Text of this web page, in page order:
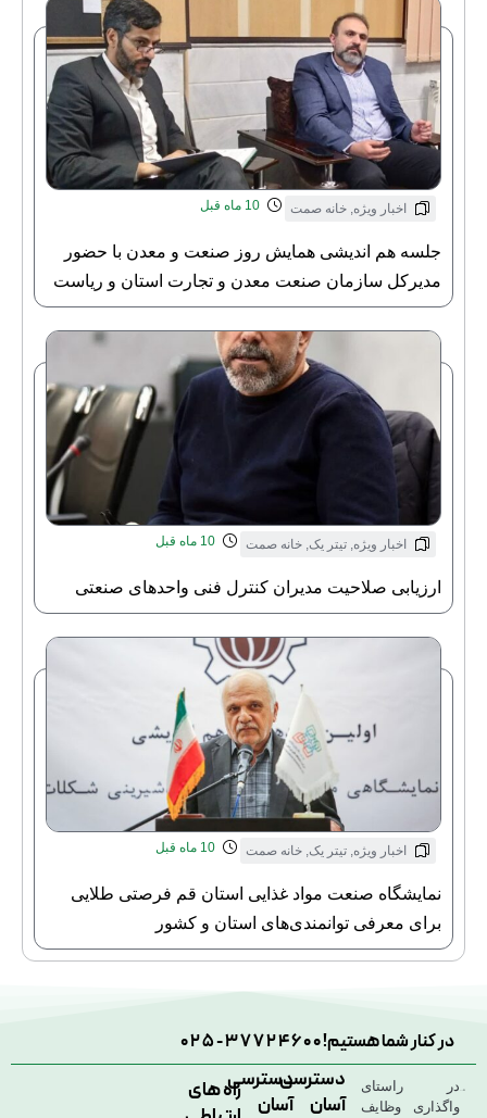
اخبار ویژه خانه صمت 10 ماه قبل
جلسه هم اندیشی همایش روز صنعت و معدن با حضور
مدیرکل سازمان صنعت معدن و تجارت استان و ریاست
خانه صنعت معدن و تجارت استان قم
اخبار ویژه تیتر یک خانه صمت 10 ماه قبل
ارزیابی صلاحیت مدیران کنترل فنی واحدهای صنعتی
اخبار ویژه تیتر یک خانه صمت 10 ماه قبل
نمایشگاه صنعت مواد غذایی استان قم فرصتی طلایی
برای معرفی توانمندی‌های استان و کشور
در کنار شما هستیم!025-37724600
در راستای
واگذاری وظایف
دسترسی
آسان
دسترسی
آسان
راه های